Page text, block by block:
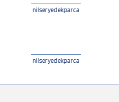
nilseryedekparca
nilseryedekparca